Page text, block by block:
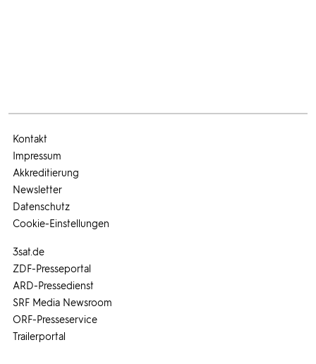
3sat.de
ZDF-Presseportal
ARD-Pressedienst
SRF Media Newsroom
ORF-Presseservice
Trailerportal
Kontakt
Impressum
Akkreditierung
Newsletter
Datenschutz
Cookie-Einstellungen